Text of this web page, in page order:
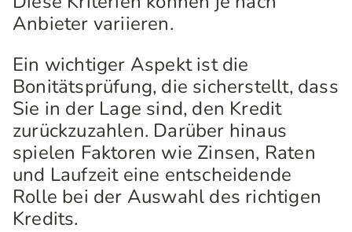
Anbieter variieren.
Ein wichtiger Aspekt ist die
Bonitätsprüfung, die sicherstellt, dass
Sie in der Lage sind, den Kredit
zurückzuzahlen. Darüber hinaus
spielen Faktoren wie Zinsen, Raten
und Laufzeit eine entscheidende
Rolle bei der Auswahl des richtigen
Kredits.